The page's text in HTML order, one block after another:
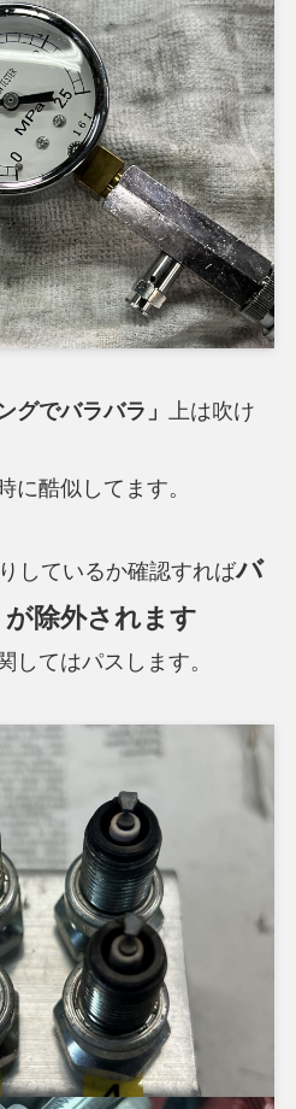
グでバラバラ」
上は吹け
に酷似してます。
しているか確認すればバ
除外されます
してはパスします。